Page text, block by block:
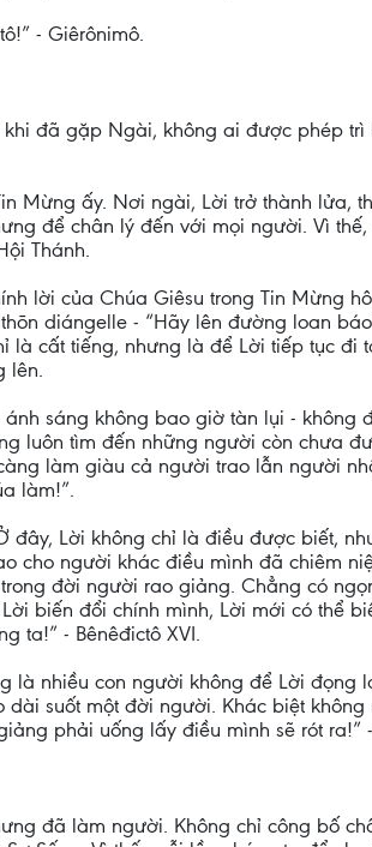
- Giêrônimô.
khi đã gặp Ngài, không ai được phép
Mừng ấy. Nơi ngài, Lời trở thành lửa,
để chân lý đến với mọi người. Vì
Thánh.
lời của Chúa Giêsu trong Tin Mừng
diángelle - “Hãy lên đường loan
là cất tiếng, nhưng là để Lời tiếp tục
lên.
sáng không bao giờ tàn lụi -
luôn tìm đến những người còn chưa
làm giàu cả người trao lẫn người
làm!”.
Lời không chỉ là điều được biết,
cho người khác điều mình đã chiêm
đời người rao giảng. Chẳng có
biến đổi chính mình, Lời mới có thể
ta!” - Bênêđictô XVI.
là nhiều con người không để Lời đọng
suốt một đời người. Khác biệt
phải uống lấy điều mình sẽ rót ra!”
đã làm người. Không chỉ công bố